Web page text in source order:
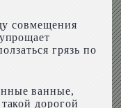
совмещения
грязь по
ванные,
дорогой